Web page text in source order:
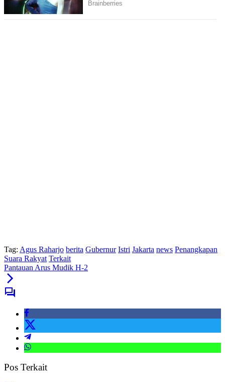
Tag: Agus Raharjo berita Gubernur Istri Jakarta news Penangkapan
Suara Rakyat Terkait
Pantauan Arus Mudik H-2
Pos Terkait